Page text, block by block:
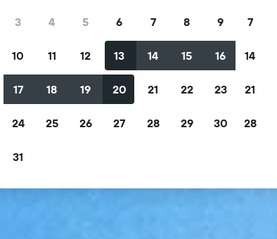
3 4 5 6 7 8 9
10 11 12 13 14 15 16
17 18 19 20 21 22 23
24 25 26 27 28 29 30
31
7
14
21
28